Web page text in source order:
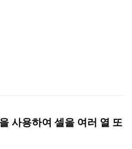
사용하여 셀을 여러 열 또